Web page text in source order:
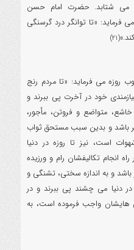
می شتابد. حضرت امام حسن
«تا توانگر درد گرسنگی
(21)
روزه می فرماید: «تا مردم رنج
خود در آخرت پی ببرند و
متواضع و فروتن، مأجور،
باشد و بدین سبب مستحق ثواب
است، نیز تا روزه در دنیا
انجام تکالیفشان رام و ورزیده
باشد و به اندازه سختی، تشنگی و
دنیا می چشند پی ببرند و در
هایشان واجب فرموده است، به